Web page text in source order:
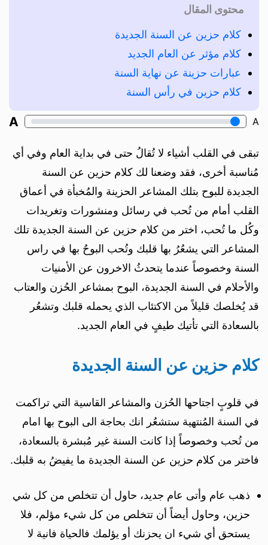
محتوى المقال
كلام حزين عن السنة الجديدة
كلام مؤثر عن العام الجديد
عبارات حزينة عن نهاية السنة
كلام حزين في رأس السنة
A
A
تبقى في القلب أشياء لا تُقالُ حتى في بداية العام وفي أي
مُناسبة أخرى، فقد وضعنا لك كلام حزين عن السنة
الجديدة للبوح بتلك المشاعر الحزينة والمُخبأة في أعماق
القلب أمام من تُحب في رسائل ومنشورات وتغريدات
وكُل ما تُحب، اختر من كلام حزين عن السنة الجديدة تلك
المشاعر التي يشعُرُ بها قلبك وتُحب البوحُ بها في راس
السنة وخصوصاً عندما يتحدثُ الاخرون عن الأمنيات
والأحلام في السنة الجديدة، البوح بمشاعر الحُزن والعتاب
قد يُخلصك قليلاً من الاكتئاب الذي يحمله قلبك وتشعُر
بالسعادة التي تأتيك طيفٍ في العام الجديد.
كلام حزين عن السنة الجديدة
في قلوبٍ اجتاحها الحُزن والمشاعر القاسية التي تراكمت
في السنة المُنتهية ستشعُر انك بحاجة الى البوح بها امام
من تُحب وخصوصاً إذا كانت السنة غير مُبشرة بالسعادة،
فاختر من كلام حزين عن السنة الجديدة ما يفيضُ به قلبك.
ذهب عام وأتى عام جديد، حاول أن تتخلص من كل شي
حزين، وحاول أيضاً أن تتخلص من كل شيء مؤلم، فلا
يستحق أي شيء ان يحزنك أو يؤلمك فالحياة فانية لا